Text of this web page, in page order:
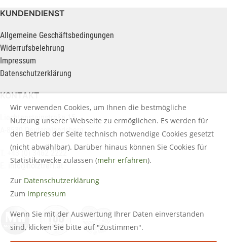
KUNDENDIENST
Allgemeine Geschäftsbedingungen
Widerrufsbelehrung
Impressum
Datenschutzerklärung
KONTAKT
Liechtensteinstraße 15
A-8530 Deutschlandsberg
T. +43 (0) 3462 2222
info@holztreff.at
Wir verwenden Cookies, um Ihnen die bestmögliche
Nutzung unserer Webseite zu ermöglichen. Es werden für
den Betrieb der Seite technisch notwendige Cookies gesetzt
(nicht abwählbar). Darüber hinaus können Sie Cookies für
Statistikzwecke zulassen (mehr erfahren).
Zur Datenschutzerklärung
Zum Impressum
Wenn Sie mit der Auswertung Ihrer Daten einverstanden
sind, klicken Sie bitte auf "Zustimmen".